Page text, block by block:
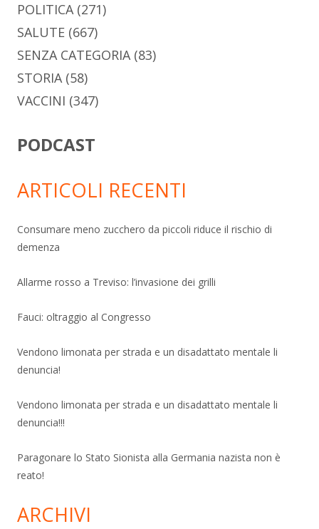
POLITICA(271)
SALUTE (667)
SENZA CATEGORIA(83)
STORIA(58)
VACCINI (347)
PODCAST
ARTICOLI RECENTI
Consumare meno zucchero da piccoli riduce il rischio di
demenza
Allarme rosso a Treviso: l’invasione dei grilli
Fauci: oltraggio al Congresso
Vendono limonata per strada e un disadattato mentale li
denuncia!
Vendono limonata per strada e un disadattato mentale li
denuncia!!!
Paragonare lo Stato Sionista alla Germania nazista non è
reato!
ARCHIVI